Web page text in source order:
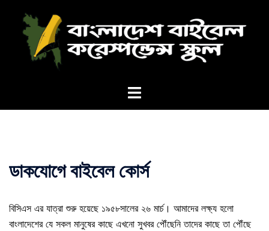
content
Toggle
ডাকযোগে বাইবেল কোর্স
বিসিএস এর যাত্রা শুরু হয়েছে ১৯৫৮সালের ২৬ মার্চ। আমাদের লক্ষ্য হলো
বাংলাদেশের যে সকল মানুষের কাছে এখনো সুখবর পৌঁছেনি তাদের কাছে তা পৌঁছে